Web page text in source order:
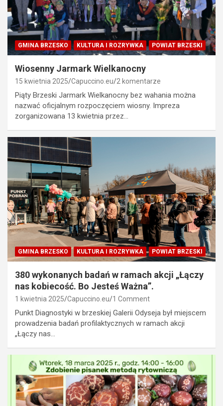
GMINA BRZESKO KULTURA I ROZRYWKA POWIAT BRZESKI
Wiosenny Jarmark Wielkanocny
15 kwietnia 2025 Capuccino.eu 2 komentarze
Piąty Brzeski Jarmark Wielkanocny bez wahania można
nazwać oficjalnym rozpoczęciem wiosny. Impreza
zorganizowana 13 kwietnia przez…
GMINA BRZESKO KULTURA I ROZRYWKA POWIAT BRZESKI
380 wykonanych badań w ramach akcji „Łączy
nas kobiecość. Bo Jesteś Ważna”.
1 kwietnia 2025 Capuccino.eu 1 Comment
Punkt Diagnostyki w brzeskiej Galerii Odyseja był miejscem
prowadzenia badań profilaktycznych w ramach akcji
„Łączy nas…